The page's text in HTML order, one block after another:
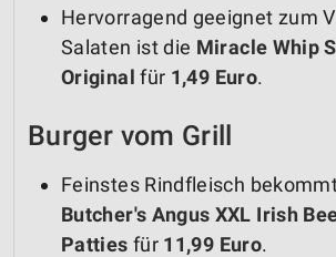
Hervorragend geeignet zum
Salaten ist die Miracle Whip
Original für 1,49 Euro.
Burger vom Grill
Feinstes Rindfleisch
Butcher's Angus XXL Irish
Patties für 11,99 Euro.